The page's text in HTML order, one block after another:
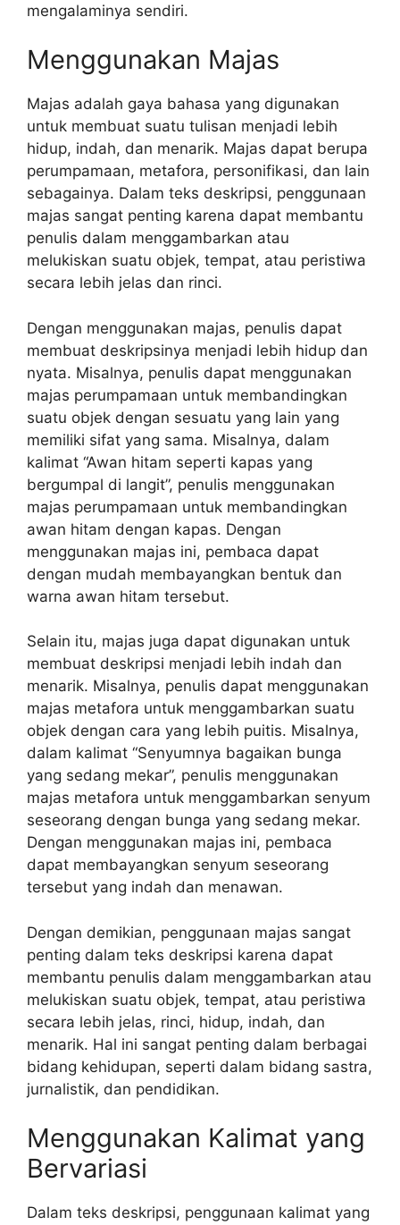
mengalaminya sendiri.
Menggunakan Majas
Majas adalah gaya bahasa yang digunakan
untuk membuat suatu tulisan menjadi lebih
hidup, indah, dan menarik. Majas dapat berupa
perumpamaan, metafora, personifikasi, dan lain
sebagainya. Dalam teks deskripsi, penggunaan
majas sangat penting karena dapat membantu
penulis dalam menggambarkan atau
melukiskan suatu objek, tempat, atau peristiwa
secara lebih jelas dan rinci.
Dengan menggunakan majas, penulis dapat
membuat deskripsinya menjadi lebih hidup dan
nyata. Misalnya, penulis dapat menggunakan
majas perumpamaan untuk membandingkan
suatu objek dengan sesuatu yang lain yang
memiliki sifat yang sama. Misalnya, dalam
kalimat “Awan hitam seperti kapas yang
bergumpal di langit”, penulis menggunakan
majas perumpamaan untuk membandingkan
awan hitam dengan kapas. Dengan
menggunakan majas ini, pembaca dapat
dengan mudah membayangkan bentuk dan
warna awan hitam tersebut.
Selain itu, majas juga dapat digunakan untuk
membuat deskripsi menjadi lebih indah dan
menarik. Misalnya, penulis dapat menggunakan
majas metafora untuk menggambarkan suatu
objek dengan cara yang lebih puitis. Misalnya,
dalam kalimat “Senyumnya bagaikan bunga
yang sedang mekar”, penulis menggunakan
majas metafora untuk menggambarkan senyum
seseorang dengan bunga yang sedang mekar.
Dengan menggunakan majas ini, pembaca
dapat membayangkan senyum seseorang
tersebut yang indah dan menawan.
Dengan demikian, penggunaan majas sangat
penting dalam teks deskripsi karena dapat
membantu penulis dalam menggambarkan atau
melukiskan suatu objek, tempat, atau peristiwa
secara lebih jelas, rinci, hidup, indah, dan
menarik. Hal ini sangat penting dalam berbagai
bidang kehidupan, seperti dalam bidang sastra,
jurnalistik, dan pendidikan.
Menggunakan Kalimat yang
Bervariasi
Dalam teks deskripsi, penggunaan kalimat yang